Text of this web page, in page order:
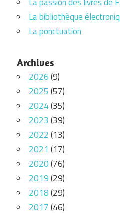
La bibliothèque
La ponctuation
Archives
2026(9)
2025 (57)
2024(35)
2023 (39)
2022 (13)
2021 (17)
2020(76)
2019(29)
2018(29)
2017 (46)